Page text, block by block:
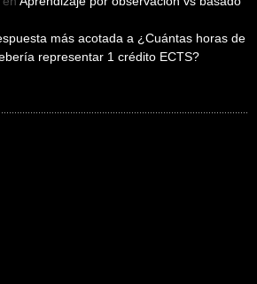
más acotada a ¿Cuántas horas de
representar 1 crédito ECTS?